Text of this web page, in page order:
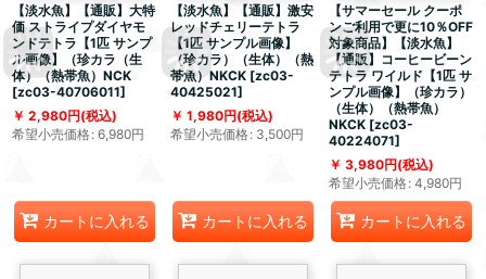
【淡水魚】【通販】大特
価 ストライプダイヤモ
ンドテトラ【1匹 サンプ
ル画像】（珍カラ（生
体）（熱帯魚）NCK
[zc03-40706011]
2,980円(税込)
希望小売価格: 6,980円
カートに入れる
【淡水魚】【通販】激安
レッドチェリーテトラ
【1匹 サンプル画像】
（珍カラ）（生体）（熱
帯魚）NKCK [zc03-
40425021]
1,980円(税込)
希望小売価格: 3,500円
カートに入れる
【サマーセール クーポ
ンご利用で更に10％OFF
対象商品】【淡水魚】
【通販】コーヒービーン
テトラ ワイルド【1匹 サ
ンプル画像】（珍カラ）
（生体）（熱帯魚）
NKCK [zc03-
40224071]
3,980円(税込)
希望小売価格: 4,980円
カートに入れる